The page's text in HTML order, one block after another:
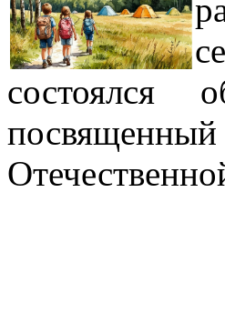
состоялся